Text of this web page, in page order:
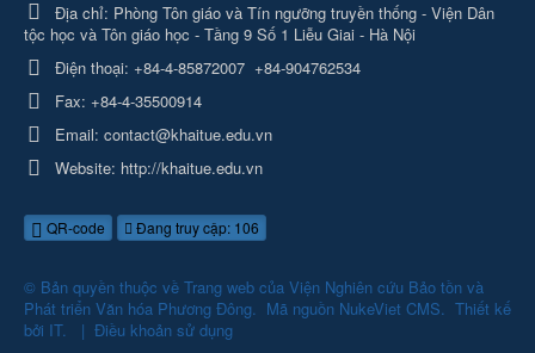
Địa chỉ: Phòng Tôn giáo và Tín ngưỡng truyền thống - Viện Dân
tộc học và Tôn giáo học - Tầng 9 Số 1 Liễu Giai - Hà Nội
Điện thoại: +84-4-85872007 +84-904762534
Fax: +84-4-35500914
Email: contact@khaitue.edu.vn
Website: http://khaitue.edu.vn
QR-code Đang truy cập: 106
© Bản quyền thuộc về Trang web của Viện Nghiên cứu Bảo tồn và
Phát triển Văn hóa Phương Đông. Mã nguồn NukeViet CMS. Thiết kế
bởi IT. | Điều khoản sử dụng